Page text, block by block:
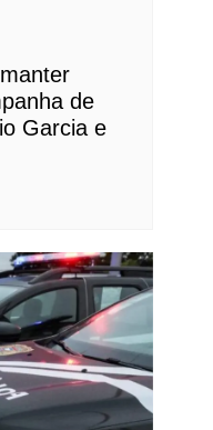
de
Garcia e